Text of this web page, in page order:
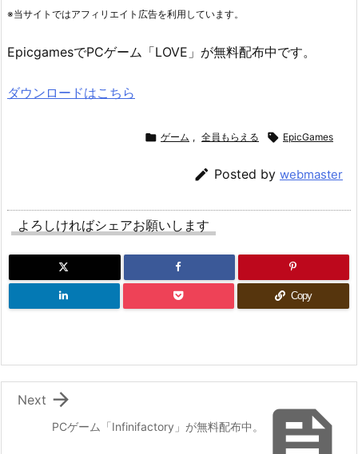
※当サイトではアフィリエイト広告を利用しています。
EpicgamesでPCゲーム「LOVE」が無料配布中です。
ダウンロードはこちら
 ゲーム , 全員もらえる  EpicGames
 Posted by webmaster
よろしければシェアお願いします
Copy
PCゲーム「Infinifactory」が無料配布中。

Next